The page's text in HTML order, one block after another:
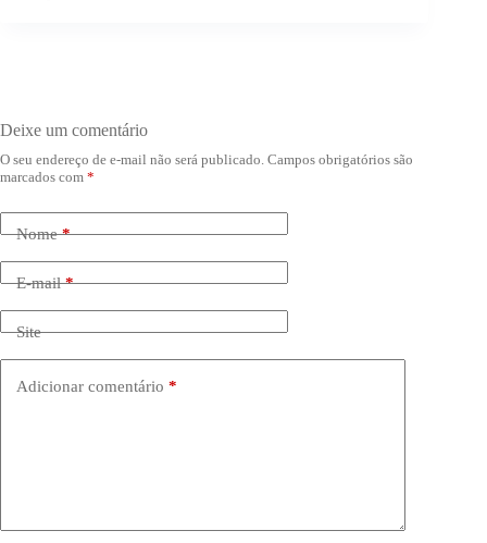
Deixe um comentário
O seu endereço de e-mail não será publicado. Campos obrigatórios são
marcados com *
Nome*
E-mail*
Site
Adicionar comentário *